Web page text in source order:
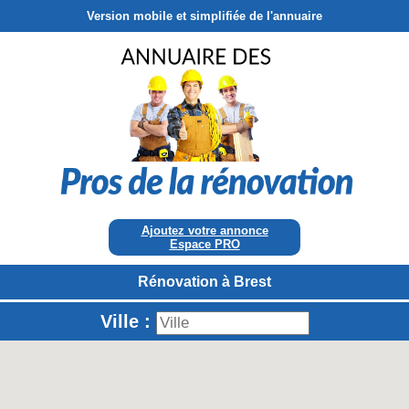
Version mobile et simplifiée de l'annuaire
Ajoutez votre annonce
Espace PRO
Rénovation à Brest
Ville :